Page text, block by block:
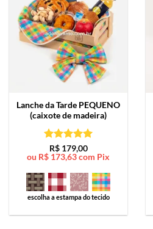
Lanche da Tarde PEQUENO
(caixote de madeira)
Avaliação5
de 5
R$179,00
ou R$ 173,63com Pix
escolha a estampa do tecido